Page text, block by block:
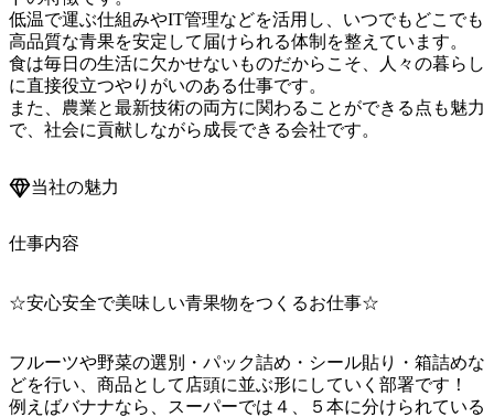
低温で運ぶ仕組みやIT管理などを活用し、いつでもどこでも
高品質な青果を安定して届けられる体制を整えています。
食は毎日の生活に欠かせないものだからこそ、人々の暮らし
に直接役立つやりがいのある仕事です。
また、農業と最新技術の両方に関わることができる点も魅力
で、社会に貢献しながら成長できる会社です。
当社の魅力
仕事内容
☆安心安全で美味しい青果物をつくるお仕事☆
フルーツや野菜の選別・パック詰め・シール貼り・箱詰めな
どを行い、商品として店頭に並ぶ形にしていく部署です！
例えばバナナなら、スーパーでは４、５本に分けられている